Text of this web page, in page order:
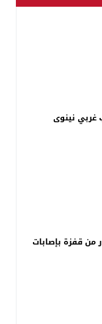
من قفزة بإصابات